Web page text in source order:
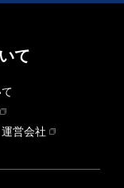
て
運営会社